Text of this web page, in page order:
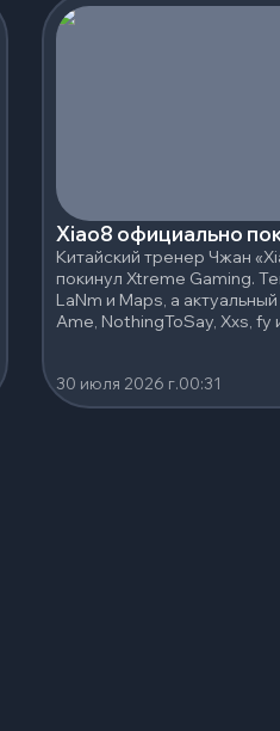
Xiao8 официально
Китайский тренер Чжан
покинул Xtreme Gaming.
LaNm и Maps, а
Ame, NothingToSay, Xxs, fy
30 июля 2026 г.00:31